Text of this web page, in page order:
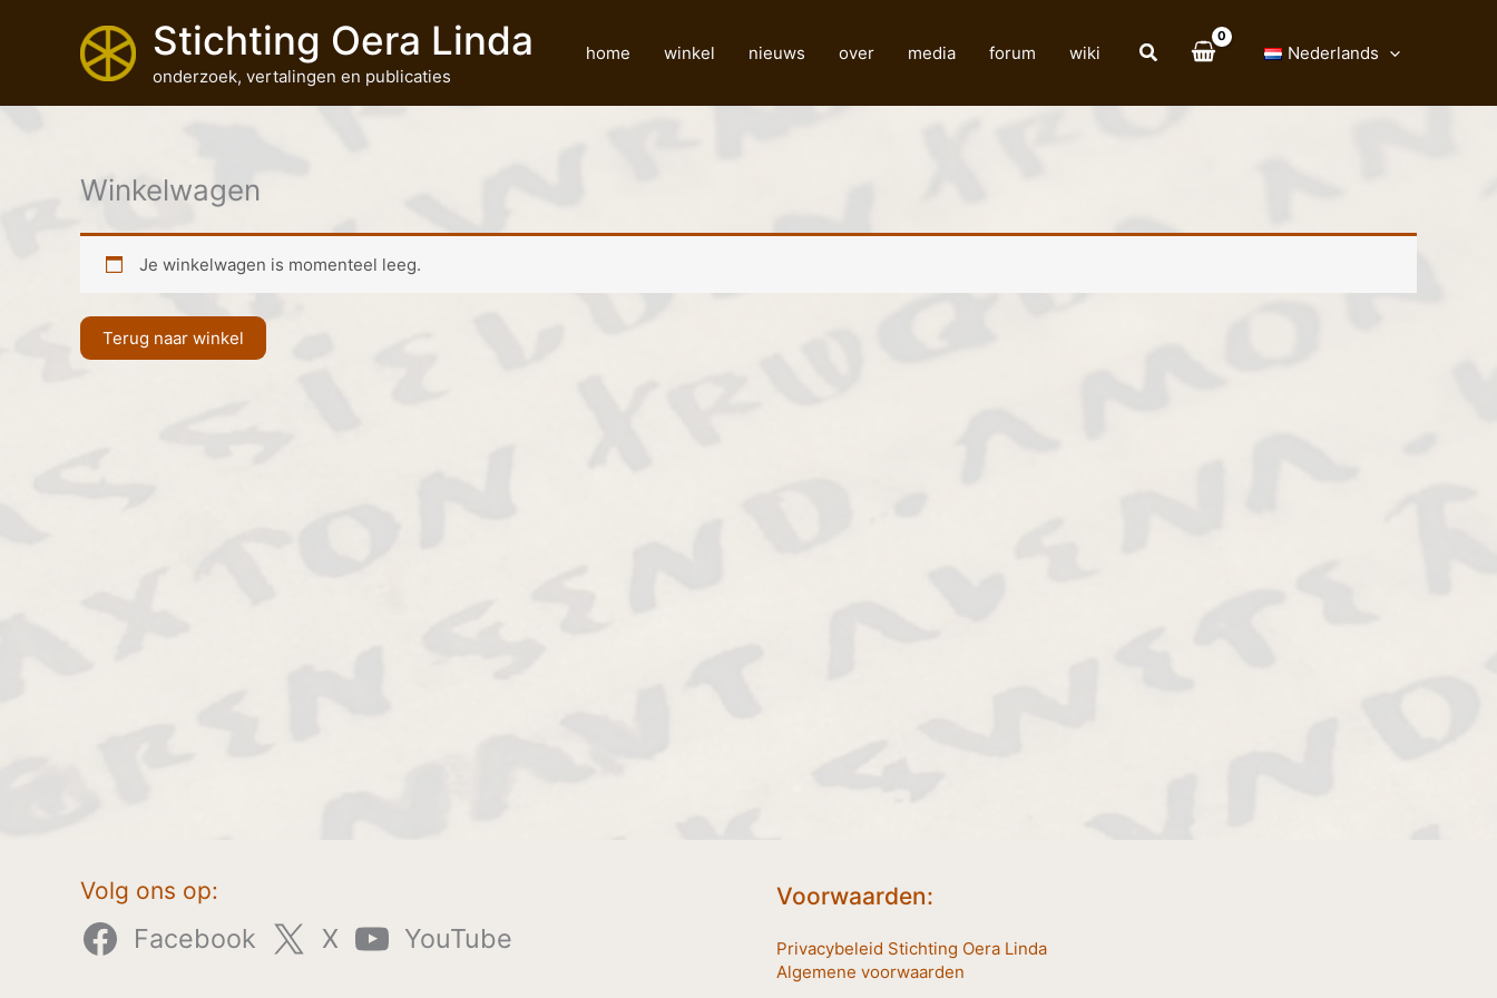
Stichting Oera Linda
onderzoek, vertalingen en publicaties
home winkel nieuws over media forum wiki Nederlands
Winkelwagen
Je winkelwagen is momenteel leeg.
Terug naar winkel
Volg ons op:
Facebook X YouTube
Voorwaarden:
Privacybeleid Stichting Oera Linda
Algemene voorwaarden